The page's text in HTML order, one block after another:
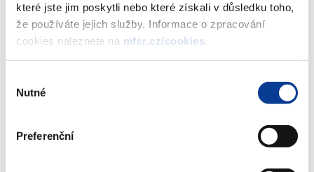
které jste jim poskytli nebo které získali v důsledku toho,
že používáte jejich služby. Informace o zpracování
cookies naleznete na mfcr.cz/cookies
souhlasu
Nutné
Preferenční
Od 1.5.2014 byla tato agenda převedena do kompetence
oddělení 4701 - Harmonizace systému finanční kontroly.
Dokumenty ke stažení